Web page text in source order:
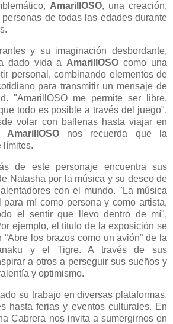
AmarillOSO, una creación,
de todas las edades durante
y su imaginación desbordante,
dado vida a AmarillOSO como una
personal, combinando elementos de
para transmitir un mensaje de
"AmarillOSO me permite ser libre,
todo es posible a través del juego",
volar con ballenas hasta viajar en
AmarillOSOnos recuerda que la
límites.
de este personaje encuentra sus
Natasha por la música y su deseo de
con el mundo. "La música
para mí como persona y como artista,
el sentir que llevo dentro de mí",
ejemplo, el título de la exposición se
los brazos como un avión” de la
y el Tigre. A través de sus
a otros a perseguir sus sueños y
y optimismo.
su trabajo en diversas plataformas,
hasta ferias y eventos culturales. En
Cabrera nos invita a sumergirnos en